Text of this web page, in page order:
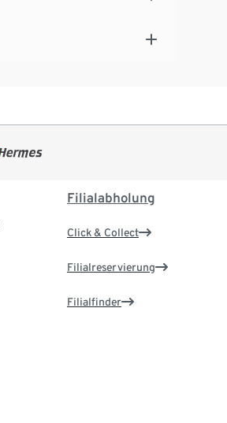
Filialabholung
Click & Collect
Filialreservierung
Filialfinder